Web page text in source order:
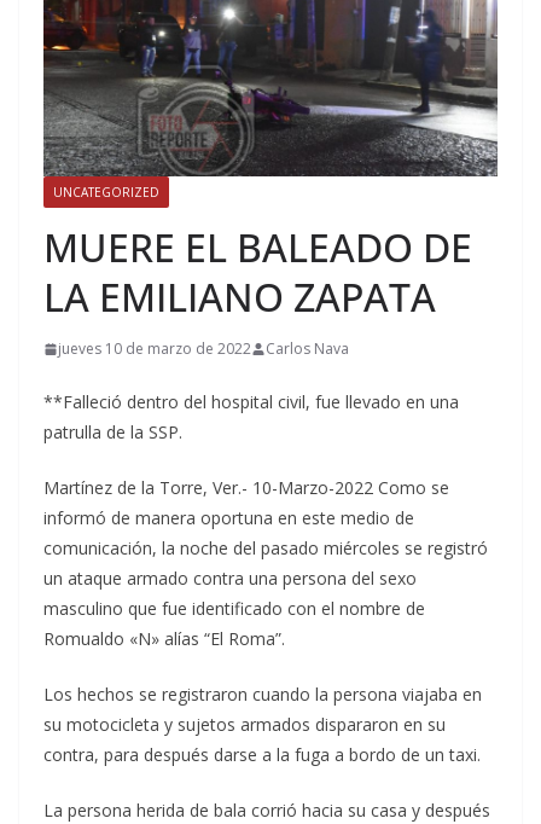
UNCATEGORIZED
MUERE EL BALEADO DE
LA EMILIANO ZAPATA
jueves 10 de marzo de 2022 Carlos Nava
**Falleció dentro del hospital civil, fue llevado en una
patrulla de la SSP.
Martínez de la Torre, Ver.- 10-Marzo-2022 Como se
informó de manera oportuna en este medio de
comunicación, la noche del pasado miércoles se registró
un ataque armado contra una persona del sexo
masculino que fue identificado con el nombre de
Romualdo «N» alías “El Roma”.
Los hechos se registraron cuando la persona viajaba en
su motocicleta y sujetos armados dispararon en su
contra, para después darse a la fuga a bordo de un taxi.
La persona herida de bala corrió hacia su casa y después